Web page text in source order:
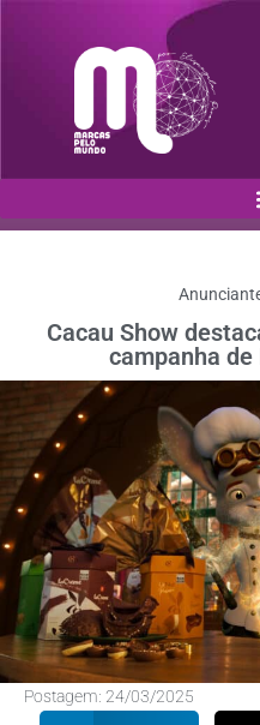
Cacau Show
campanha de
Postagem: 24/03/2025